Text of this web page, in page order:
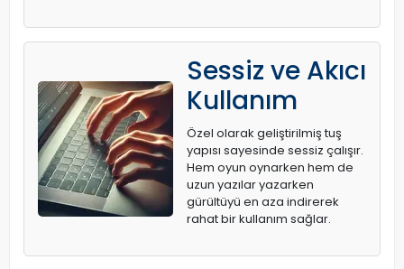
Sessiz ve Akıcı
Kullanım
Özel olarak geliştirilmiş tuş
yapısı sayesinde sessiz çalışır.
Hem oyun oynarken hem de
uzun yazılar yazarken
gürültüyü en aza indirerek
rahat bir kullanım sağlar.